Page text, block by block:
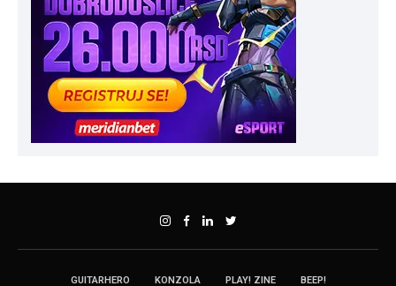
GUITARHERO KONZOLA PLAY! ZINE BEEP!